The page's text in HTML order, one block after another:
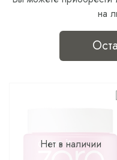
на
Нет в наличии